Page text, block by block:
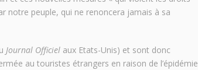
notre peuple, qui ne renoncera jamais à sa
Journal Officielaux Etats-Unis) et sont donc
au touristes étrangers en raison de l’épidémie